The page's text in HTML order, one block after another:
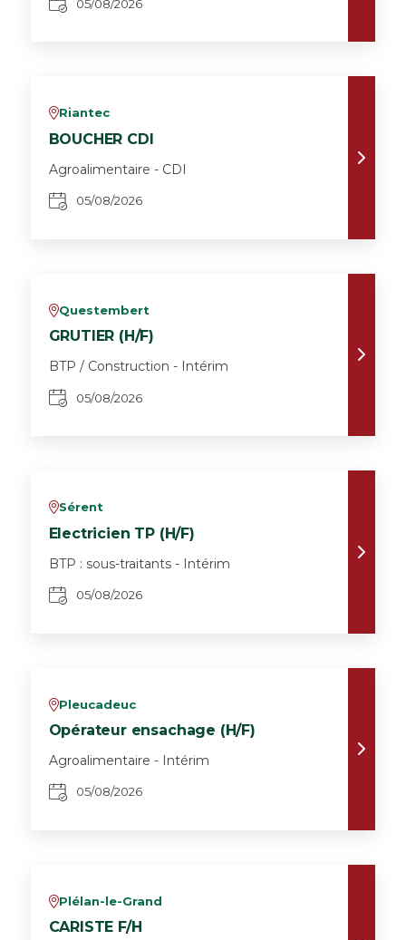
05/08/2026
vRiantec
BOUCHER CDI
Agroalimentaire - CDI
05/08/2026
vQuestembert
GRUTIER (H/F)
BTP / Construction - Intérim
05/08/2026
vSérent
Electricien TP (H/F)
BTP : sous-traitants - Intérim
05/08/2026
vPleucadeuc
Opérateur ensachage (H/F)
Agroalimentaire - Intérim
05/08/2026
vPlélan-le-Grand
CARISTE F/H